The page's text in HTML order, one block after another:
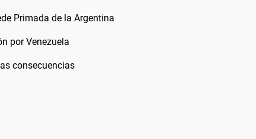
Primada de la Argentina
por Venezuela
consecuencias